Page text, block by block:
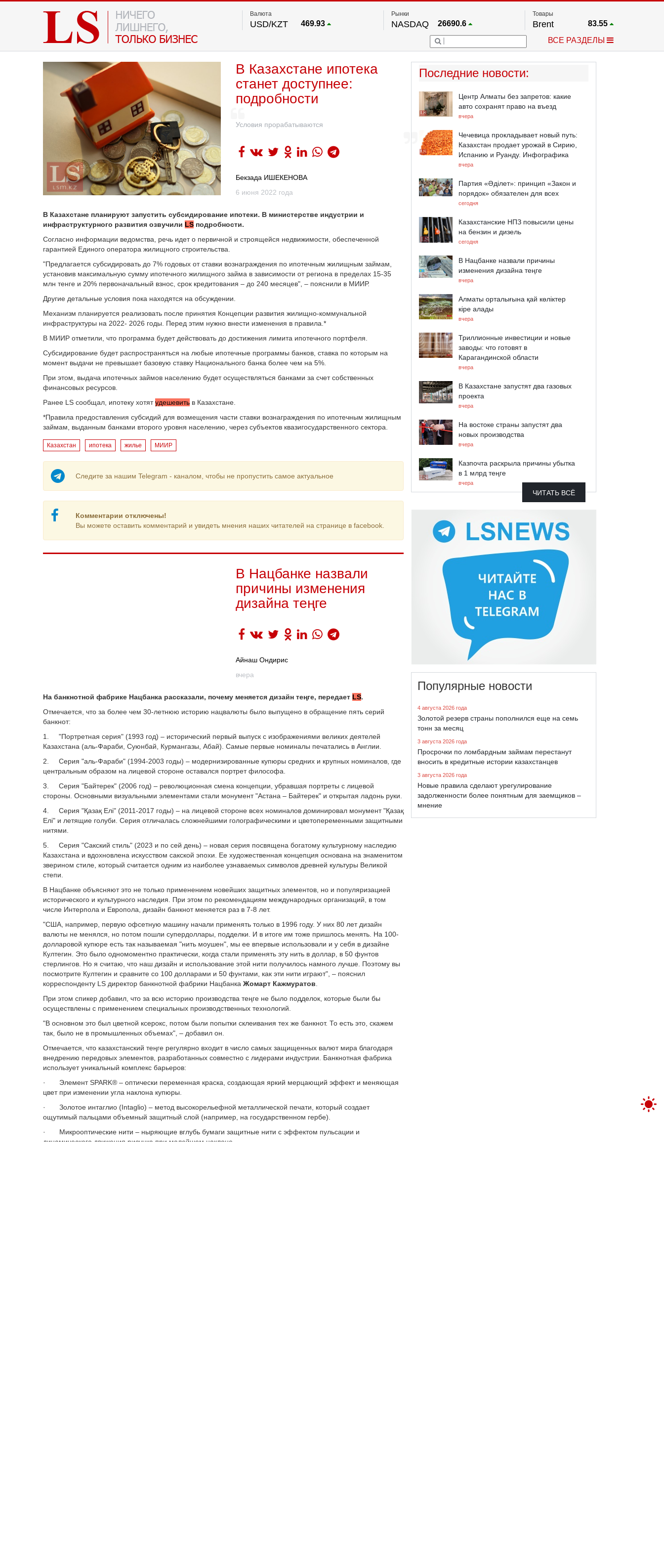
Валюта
USD/KZT 469.93
Рынки
NASDAQ 26690.6
FTSE 100 67.17
54036.9
S&P 500
24595.2
Товары
Brent 83.55
Платина
2.662
ВСЕ РАЗДЕЛЫ
В Казахстане ипотека
станет доступнее:
подробности
Условия прорабатываются
Бекзада ИШЕКЕНОВА
6 июня 2022 года
В Казахстане планируют запустить субсидирование ипотеки. В министерстве индустрии и
инфраструктурного развития озвучили LS подробности.
Согласно информации ведомства, речь идет о первичной и строящейся недвижимости, обеспеченной
гарантией Единого оператора жилищного строительства.
"Предлагается субсидировать до 7% годовых от ставки вознаграждения по ипотечным жилищным займам,
установив максимальную сумму ипотечного жилищного займа в зависимости от региона в пределах 15-35
млн тенге и 20% первоначальный взнос, срок кредитования – до 240 месяцев", – пояснили в МИИР.
Другие детальные условия пока находятся на обсуждении.
Механизм планируется реализовать после принятия Концепции развития жилищно-коммунальной
инфраструктуры на 2022- 2026 годы. Перед этим нужно внести изменения в правила.*
В МИИР отметили, что программа будет действовать до достижения лимита ипотечного портфеля.
Субсидирование будет распространяться на любые ипотечные программы банков, ставка по которым на
момент выдачи не превышает базовую ставку Национального банка более чем на 5%.
При этом, выдача ипотечных займов населению будет осуществляться банками за счет собственных
финансовых ресурсов.
Ранее LS сообщал, ипотеку хотятудешевить в Казахстане.
*Правила предоставления субсидий для возмещения части ставки вознаграждения по ипотечным жилищным
займам, выданным банками второго уровня населению, через субъектов квазигосударственного сектора.
Казахстан ипотека жилье МИИР
Следите за нашим Telegram - каналом, чтобы не пропустить самое актуальное
Комментарии отключены!
Вы можете оставить комментарий и увидеть мнения наших читателей на странице в facebook.
В Нацбанке назвали
причины изменения
дизайна теңге
Айнаш Ондирис
вчера
На банкнотной фабрике Нацбанка рассказали, почему меняется дизайн теңге, передает LS
Отмечается, что за более чем 30-летнюю историю нацвалюты было выпущено в обращение пять серий
1. "Портретная серия" (1993 год) – исторический первый выпуск с изображениями великих деятелей
Казахстана (аль-Фараби, Суюнбай, Курмангазы, Абай). Самые первые номиналы печатались в Англии.
2. Серия "аль-Фараби" (1994-2003 годы) – модернизированные купюры средних и крупных номиналов, где
центральным образом на лицевой стороне оставался портрет философа.
3. Серия "Байтерек" (2006 год) – революционная смена концепции, убравшая портреты с лицевой
стороны. Основными визуальными элементами стали монумент "Астана – Байтерек" и открытая ладонь руки.
4. Серия "Қазақ Елі" (2011-2017 годы) – на лицевой стороне всех номиналов доминировал монумент "Қазақ
Елі" и летящие голуби. Серия отличалась сложнейшими голографическими и цветопеременными защитными
5. Серия "Сакский стиль" (2023 и по сей день) – новая серия посвящена богатому культурному наследию
Казахстана и вдохновлена искусством сакской эпохи. Ее художественная концепция основана на знаменитом
зверином стиле, который считается одним из наиболее узнаваемых символов древней культуры Великой
В Нацбанке объясняют это не только применением новейших защитных элементов, но и популяризацией
исторического и культурного наследия. При этом по рекомендациям международных организаций, в том
числе Интерпола и Европола, дизайн банкнот меняется раз в 7-8 лет.
"США, например, первую офсетную машину начали применять только в 1996 году. У них 80 лет дизайн
валюты не менялся, но потом пошли супердоллары, подделки. И в итоге им тоже пришлось менять. На 100-
долларовой купюре есть так называемая "нить моушен", мы ее впервые использовали и у себя в дизайне
Култегин. Это было одномоментно практически, когда стали применять эту нить в доллар, в 50 фунтов
стерлингов. Но я считаю, что наш дизайн и использование этой нити получилось намного лучше. Поэтому вы
посмотрите Култегин и сравните со 100 долларами и 50 фунтами, как эти нити играют", – пояснил
корреспонденту LS директор банкнотной фабрики Нацбанка
Жомарт Кажмуратов
При этом спикер добавил, что за всю историю производства теңге не было подделок, которые были бы
осуществлены с применением специальных производственных технологий.
"В основном это был цветной ксерокс, потом были попытки склеивания тех же банкнот. То есть это, скажем
так, было не в промышленных объемах", – добавил он.
Отмечается, что казахстанский теңге регулярно входит в число самых защищенных валют мира благодаря
внедрению передовых элементов, разработанных совместно с лидерами индустрии. Банкнотная фабрика
использует уникальный комплекс барьеров:
· Элемент SPARK® – оптически переменная краска, создающая яркий мерцающий эффект и меняющая
цвет при изменении угла наклона купюры.
· Золотое интаглио (Intaglio) – метод высокорельефной металлической печати, который создает
ощутимый пальцами объемный защитный слой (например, на государственном гербе).
· Микрооптические нити – ныряющие вглубь бумаги защитные нити с эффектом пульсации и
Последние новости:
Центр Алматы без запретов: какие
авто сохранят право на въезд
вчера
Чечевица прокладывает новый путь:
Казахстан продает урожай в Сирию,
Испанию и Руанду. Инфографика
вчера
Партия «Әділет»: принцип «Закон и
порядок» обязателен для всех
сегодня
Казахстанские НПЗ повысили цены
на бензин и дизель
сегодня
В Нацбанке назвали причины
изменения дизайна теңге
вчера
Алматы орталығына қай көліктер
кіре алады
вчера
Триллионные инвестиции и новые
заводы: что готовят в
Карагандинской области
вчера
В Казахстане запустят два газовых
проекта
вчера
На востоке страны запустят два
новых производства
вчера
Казпочта раскрыла причины убытка
в 1 млрд теңге
вчера
ЧИТАТЬ ВСЁ
Популярные новости
4 августа 2026 года
Золотой резерв страны пополнился еще на семь
тонн за месяц
3 августа 2026 года
Просрочки по ломбардным займам перестанут
вносить в кредитные истории казахстанцев
3 августа 2026 года
Новые правила сделают урегулирование
задолженности более понятным для заемщиков –
мнение